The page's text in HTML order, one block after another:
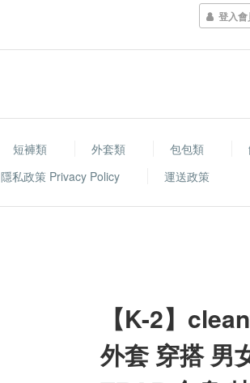
登入會
短褲類 外套類 包包類
隱私政策 Privacy Policy 運送政策
【K-2】
外套 穿搭 男